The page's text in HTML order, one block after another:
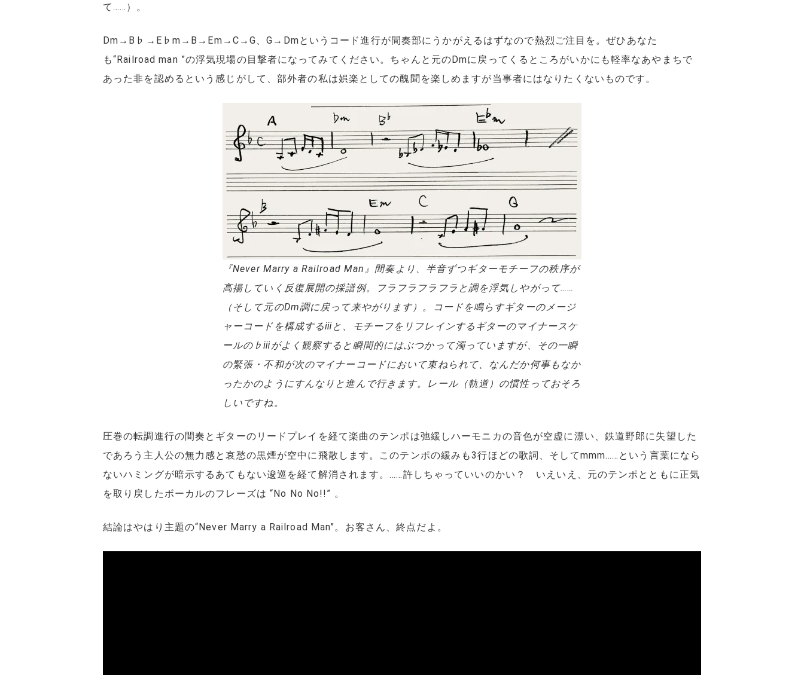
て……）。
Dm→B♭→E♭m→B→Em→C→G、G→Dmというコード進行が間奏部にうかがえるはずなので熱烈ご注目を。ぜひあなた
も“Railroad man ”の浮気現場の目撃者になってみてください。ちゃんと元のDmに戻ってくるところがいかにも軽率なあやまちで
あった非を認めるという感じがして、部外者の私は娯楽としての醜聞を楽しめますが当事者にはなりたくないものです。
『Never Marry a Railroad Man』間奏より、半音ずつギターモチーフの秩序が
高揚していく反復展開の採譜例。フラフラフラフラと調を浮気しやがって……
（そして元のDm調に戻って来やがります）。コードを鳴らすギターのメージ
ャーコードを構成するⅲと、モチーフをリフレインするギターのマイナースケ
ールの♭ⅲがよく観察すると瞬間的にはぶつかって濁っていますが、その一瞬
の緊張・不和が次のマイナーコードにおいて束ねられて、なんだか何事もなか
ったかのようにすんなりと進んで行きます。レール（軌道）の慣性っておそろ
しいですね。
圧巻の転調進行の間奏とギターのリードプレイを経て楽曲のテンポは弛緩しハーモニカの音色が空虚に漂い、鉄道野郎に失望した
であろう主人公の無力感と哀愁の黒煙が空中に飛散します。このテンポの緩みも3行ほどの歌詞、そしてmmm……という言葉になら
ないハミングが暗示するあてもない逡巡を経て解消されます。……許しちゃっていいのかい？ いえいえ、元のテンポとともに正気
を取り戻したボーカルのフレーズは “No No No!!” 。
結論はやはり主題の“Never Marry a Railroad Man”。お客さん、終点だよ。